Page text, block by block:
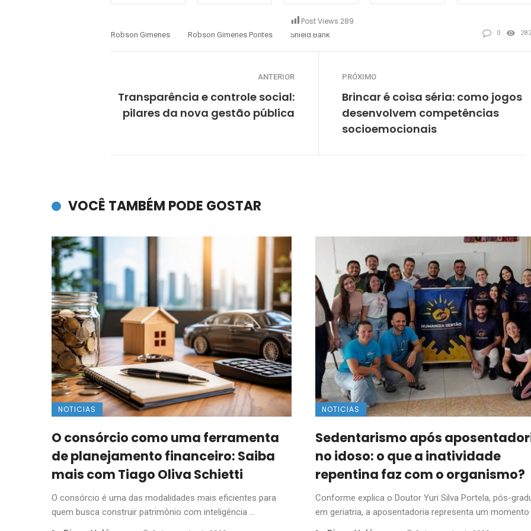
Post Views:289
Robson Gimenes Robson Gimenes Pontes Shield Bank 0 282
ANTERIOR
Transparência e controle social:
pilares da nova gestão pública
PRÓXIMO
Brincar é coisa séria: como jogos
desenvolvem competências
socioemocionais
VOCÊ TAMBÉM PODE GOSTAR
NOTICIAS
O consórcio como uma ferramenta
de planejamento financeiro: Saiba
mais com Tiago Oliva Schietti
O consórcio é uma das modalidades mais eficientes para
quem busca construir patrimônio com inteligência ...
NOTICIAS
Sedentarismo após
no idoso: o que a inatividade
repentina faz com o organismo?
Conforme explica o Doutor Yuri Silva Portela, pós-
em geriatria, a aposentadoria representa um momento